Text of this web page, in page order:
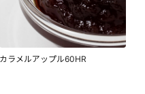
カラメルアップル60HR